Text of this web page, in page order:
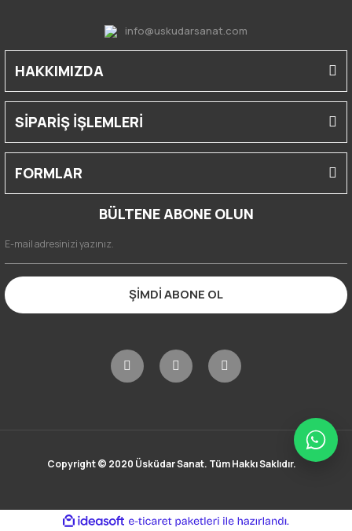
info@uskudarsanat.com
HAKKIMIZDA
SİPARİŞ İŞLEMLERİ
FORMLAR
BÜLTENE ABONE OLUN
ŞİMDİ ABONE OL
Copyright © 2020 Üsküdar Sanat. Tüm Hakkı Saklıdır.
ideasoft
e-